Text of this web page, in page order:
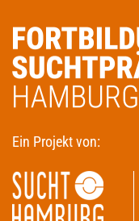
Ein Projekt von: